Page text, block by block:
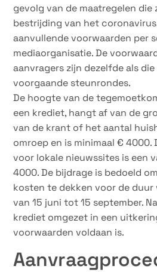
gevolg van de maatregelen
bestrijding van het
aanvullende voorwaarden per
mediaorganisatie. De
aanvragers zijn dezelfde als
voorgaande steunrondes.
De hoogte van de
een krediet, hangt af van de
van de krant of het aantal
omroep en is minimaal € 4000.
voor lokale nieuwssites is een
4000. De bijdrage is bedoeld
kosten te dekken voor de duur
van 15 juni tot 15 september.
krediet omgezet in een
voorwaarden voldaan is.